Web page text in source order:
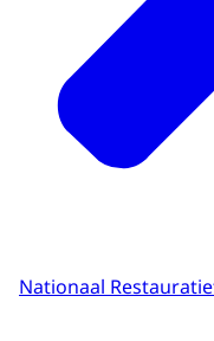
Nationaal